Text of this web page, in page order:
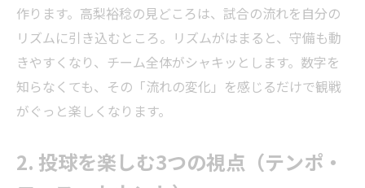
作ります。高梨裕稔の見どころは、試合の流れを自分の
リズムに引き込むところ。リズムがはまると、守備も動
きやすくなり、チーム全体がシャキッとします。数字を
知らなくても、その「流れの変化」を感じるだけで観戦
がぐっと楽しくなります。
2. 投球を楽しむ3つの視点（テンポ・